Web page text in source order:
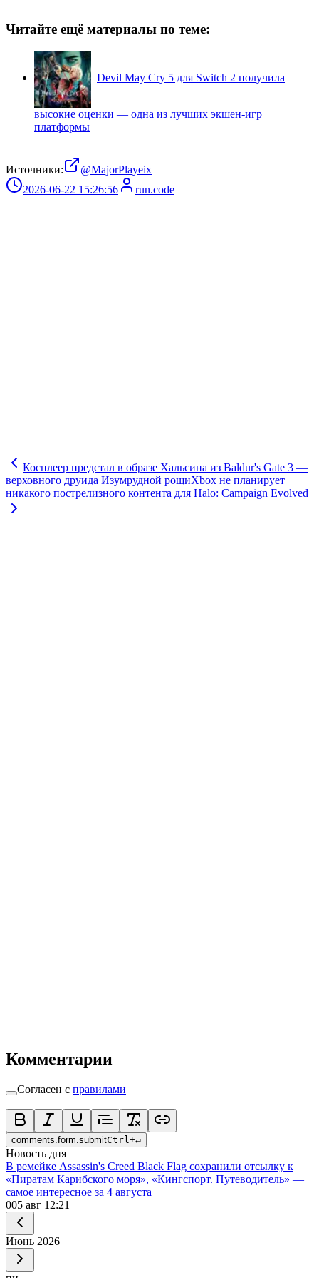
Читайте ещё материалы по теме:
Devil May Cry 5 для Switch 2 получила
высокие оценки — одна из лучших экшен-игр
платформы
Источники:
@MajorPlayeix
2026-06-22 15:26:56
run.code
Косплеер предстал в образе Хальсина из Baldur's Gate 3 —
верховного друида Изумрудной рощиXbox не планирует
никакого пострелизного контента для Halo: Campaign Evolved
Комментарии
Согласен с правилами
comments.form.submitCtrl +↵
Новость дня
В ремейке Assassin's Creed Black Flag сохранили отсылку к
«Пиратам Карибского моря», «Кингспорт. Путеводитель» —
самое интересное за 4 августа
005 авг 12:21
Июнь 2026